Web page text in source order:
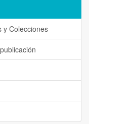
y Colecciones